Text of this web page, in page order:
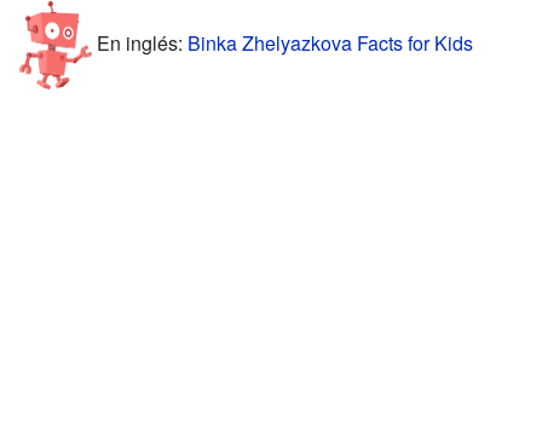
En inglés: Binka Zhelyazkova Facts for Kids